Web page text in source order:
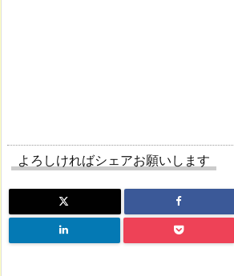
よろしければシェアお願いします